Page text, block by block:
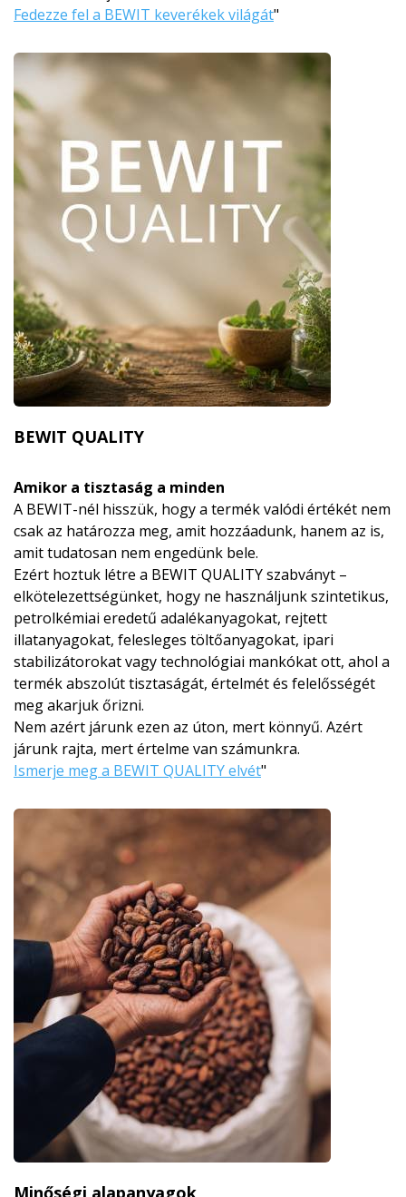
Fedezze fel a BEWIT keverékek világát"
BEWIT QUALITY
Amikor a tisztaság a minden
A BEWIT-nél hisszük, hogy a termék valódi értékét nem
csak az határozza meg, amit hozzáadunk, hanem az is,
amit tudatosan nem engedünk bele.
Ezért hoztuk létre a BEWIT QUALITY szabványt –
elkötelezettségünket, hogy ne használjunk szintetikus,
petrolkémiai eredetű adalékanyagokat, rejtett
illatanyagokat, felesleges töltőanyagokat, ipari
stabilizátorokat vagy technológiai mankókat ott, ahol a
termék abszolút tisztaságát, értelmét és felelősségét
meg akarjuk őrizni.
Nem azért járunk ezen az úton, mert könnyű. Azért
járunk rajta, mert értelme van számunkra.
Ismerje meg a BEWIT QUALITY elvét"
Minőségi alapanyagok